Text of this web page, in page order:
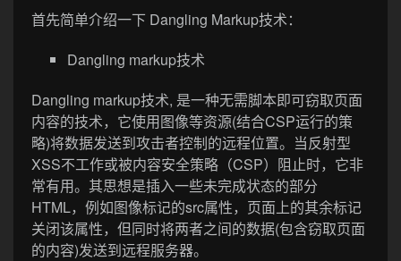
首先简单介绍一下 Dangling Markup技术：
Dangling markup技术
Dangling markup技术, 是一种无需脚本即可窃取页面
内容的技术，它使用图像等资源(结合CSP运行的策
略)将数据发送到攻击者控制的远程位置。当反射型
XSS不工作或被内容安全策略（CSP）阻止时，它非
常有用。其思想是插入一些未完成状态的部分
HTML，例如图像标记的src属性，页面上的其余标记
关闭该属性，但同时将两者之间的数据(包含窃取页面
的内容)发送到远程服务器。